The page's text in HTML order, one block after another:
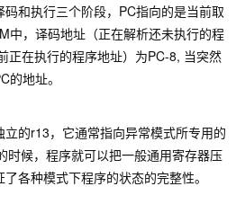
和执行三个阶段，PC指向的是当前取
中，译码地址（正在解析还未执行的程
正在执行的程序地址）为PC-8, 当突然
地址。
的r13，它通常指向异常模式所专用的
时候，程序就可以把一般通用寄存器压
各种模式下程序的状态的完整性。